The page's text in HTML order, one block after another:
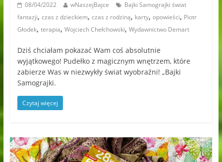
08/04/2022 wNaszejBajce
Bajki Samograjki świat
fantazji, czas z dzieckiem, czas z rodziną, karty, opowieści, Piotr
Głodek, terapia, Wojciech Chełchowski, Wydawnictwo Demart
Dziś chciałam pokazać Wam coś absolutnie
wyjątkowego! Pudełko z magicznym wnętrzem, które
zabierze Was w niezwykły świat wyobraźni! „Bajki
Samograjki.
Czytaj więcej